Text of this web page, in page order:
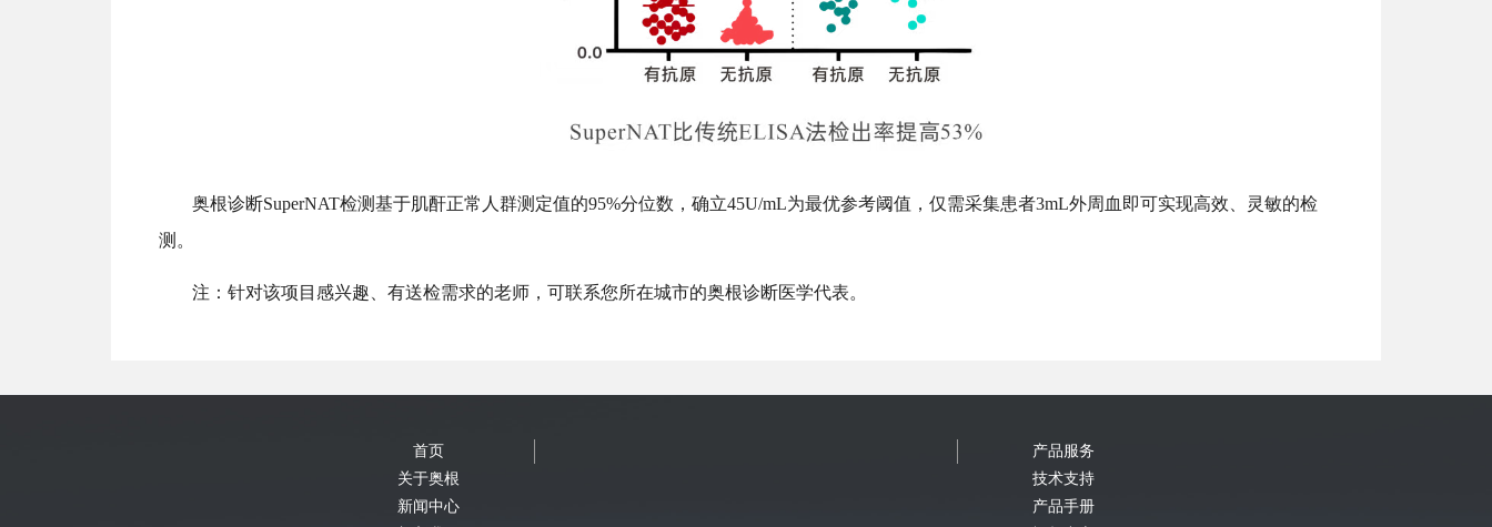
奥根诊断SuperNAT检测基于肌酐正常人群测定值的95%分位数，确立45U/mL为最优参考阈值，仅需采集患者3mL外周血即可实现高效、灵敏的检
测。
注：针对该项目感兴趣、有送检需求的老师，可联系您所在城市的奥根诊断医学代表。
首页
关于奥根
新闻中心
产品服务
技术支持
产品手册